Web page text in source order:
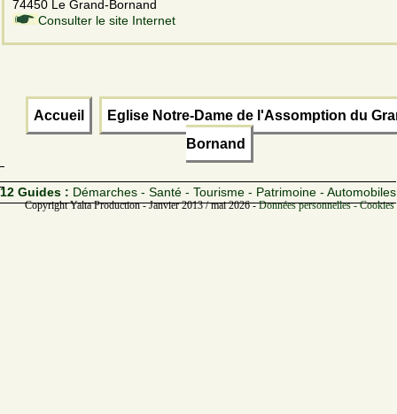
74450 Le Grand-Bornand
Consulter le site Internet
Accueil
Eglise Notre-Dame de l'Assomption du
Bornand
12 Guides : Démarches - Santé - Tourisme - Patrimoine - Automobiles
Copyright Yalta Production - Janvier 2013 / mai 2026 -Données personnelles -